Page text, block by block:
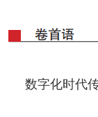
数字化时代